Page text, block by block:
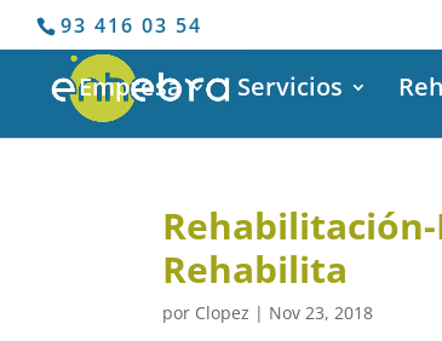
93 416 03 54
Empresa Servicios
Rehabilita
por Clopez | Nov 23, 2018